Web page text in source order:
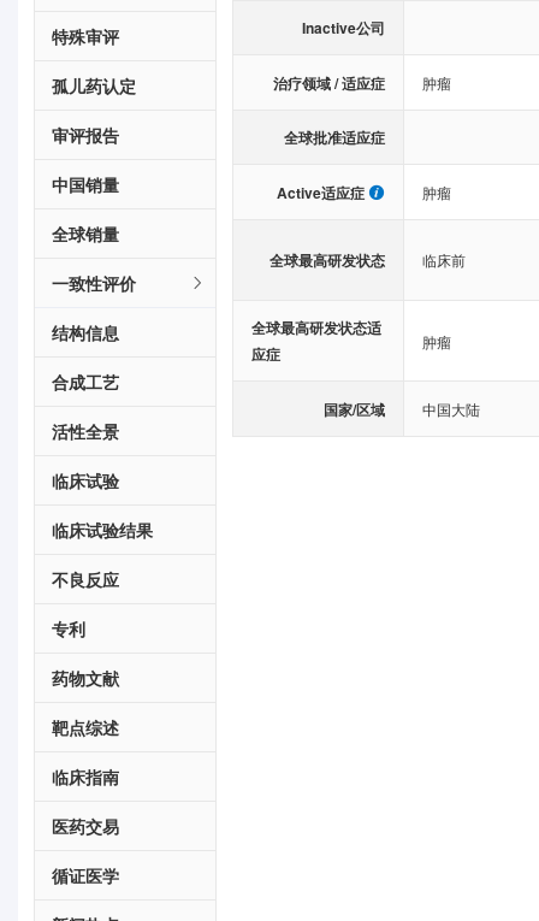
特殊审评
孤儿药认定
审评报告
中国销量
全球销量
一致性评价
结构信息
合成工艺
活性全景
临床试验
临床试验结果
不良反应
专利
药物文献
靶点综述
临床指南
医药交易
循证医学
Inactive公司
治疗领域 / 适应症 肿瘤
全球批准适应症
Active适应症 肿瘤
全球最高研发状态 临床前
全球最高研发状态适
应症
肿瘤
国家/区域 中国大陆